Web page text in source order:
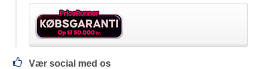
Vær social med os